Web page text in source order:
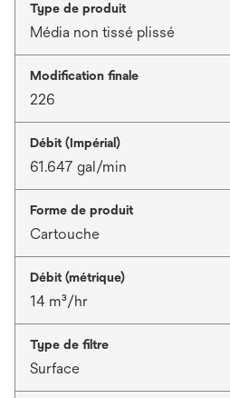
Type de produit
Média non tissé plissé
Modification finale
226
Débit (Impérial)
61.647 gal/min
Forme de produit
Cartouche
Débit (métrique)
14 m³/hr
Type de filtre
Surface